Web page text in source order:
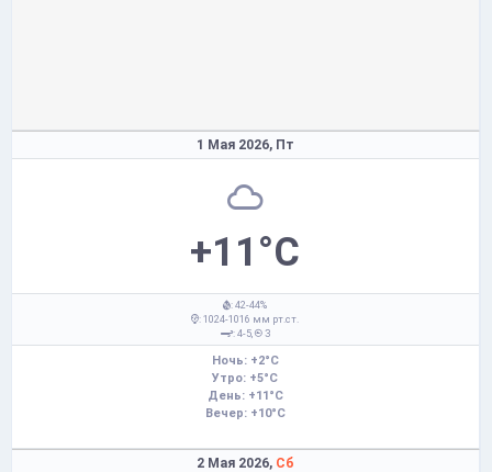
1 Мая 2026, Пт
+11°C
: 42-44%
: 1024-1016 мм рт.ст.
: 4-5,
З
Ночь: +2°C
Утро: +5°C
День: +11°C
Вечер: +10°C
2 Мая 2026, Сб